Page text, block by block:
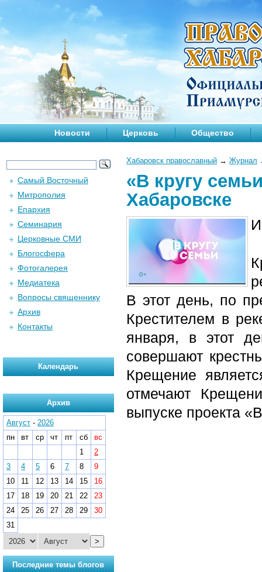
Новости Церковь Общество
Хабаровск православный → Журнал
«В кругу
Хабаровске
В этот день, по
Крестителем в
января, в этот
совершают
Крещение
отмечают
выпуске проекта
Самый Восточный
Митрополия
Епархия
Семинария
Церковные СМИ
Блогосфера
Фотогалерея
Медиатека
Вопросы священнику
Архив
Контакты
Календарь
Архив
Август - 2026
пн
вт ср чт пт сб
вс
1
2
3
4 5 6 7 8
9
10
11 12 13 14 15
16
17
18 19 20 21 22
23
24
25 26 27 28 29
30
31
>
Последние темы блогов